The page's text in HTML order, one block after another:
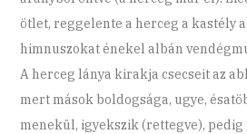
ötlet, reggelente a herceg a kastély
himnuszokat énekel albán
A herceg lánya kirakja csecseit az
mert mások boldogsága, ugye,
menekül, igyekszik (rettegve), pedig